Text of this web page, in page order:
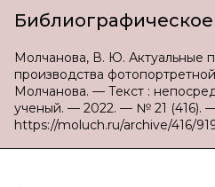
Молчанова, В. Ю. Актуальные
производства
Молчанова. — Текст :
ученый. — 2022. — № 21 (416).
https://moluch.ru/archive/416/